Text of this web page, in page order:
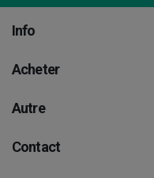
Info
Acheter
Autre
Contact